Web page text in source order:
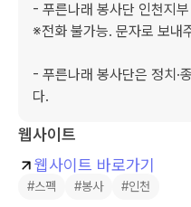
- 푸른나래 봉사단 인천
※전화 불가능. 문자로 보내
- 푸른나래 봉사단은 정치·
다.
웹사이트
웹사이트 바로가기
#스펙 #봉사 #인천